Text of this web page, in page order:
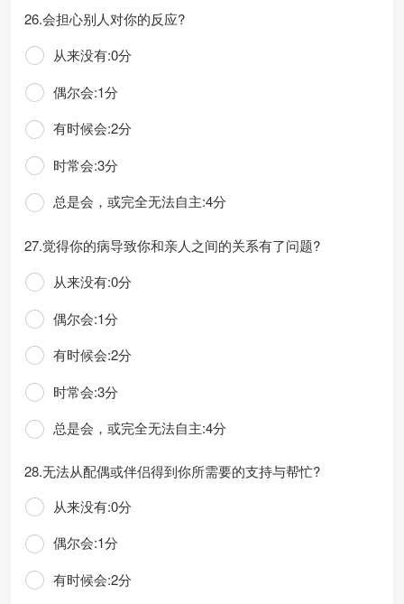
26.会担心别人对你的反应?
从来没有:0分
偶尔会:1分
有时候会:2分
时常会:3分
总是会，或完全无法自主:4分
27.觉得你的病导致你和亲人之间的关系有了问题?
从来没有:0分
偶尔会:1分
有时候会:2分
时常会:3分
总是会，或完全无法自主:4分
28.无法从配偶或伴侣得到你所需要的支持与帮忙?
从来没有:0分
偶尔会:1分
有时候会:2分